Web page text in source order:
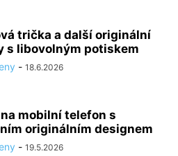
trička a další originální
s libovolným potiskem
- 18.6.2026
mobilní telefon s
originálním designem
- 19.5.2026